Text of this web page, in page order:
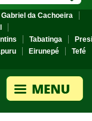
Gabriel da Cachoeira
Tabatinga
Eirunepé
Tefé